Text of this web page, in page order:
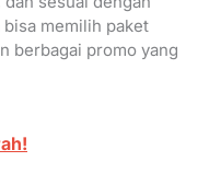
memilih paket
berbagai promo yang